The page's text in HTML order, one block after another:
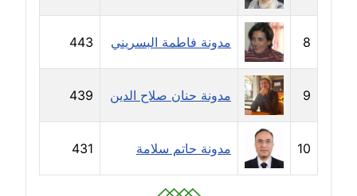
مدونة جلال الخطيب
عاملة
مدونة جهاد عبد الحميد
عاملة
مدونة جهاد غازي
عاملة
8 مدونة فاطمة البسريني 443
9 مدونة حنان صلاح الدين 439
10 مدونة حاتم سلامة 431